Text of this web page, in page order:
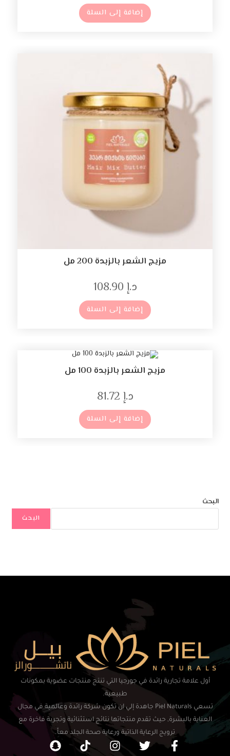
إضافة إلى السلة
مزيج الشعر بالزبدة 200 مل
د.إ
إضافة إلى السلة
مزيج الشعر بالزبدة 100 مل
د.إ
إضافة إلى السلة
البحث
البحث
أول علامة تجارية رائدة في جورجيا التي تنتج منتجات عضوية بمكونات
طبيعية.
تسعي Piel Naturals جاهدة إلي ان تكون شركة رائدة وعالمية في مجال
العناية بالبشرة, حيث تقدم منتجاتها نتائج استثنائية وتجربة فاخرة مع
ترويج الرعاية الذاتية ورعاية صحة الجلد معاً.